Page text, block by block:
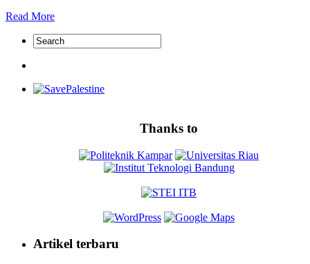
Read More
Thanks to
Artikel terbaru